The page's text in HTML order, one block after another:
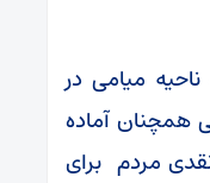
میامی در
همچنان آماده
مردم برای